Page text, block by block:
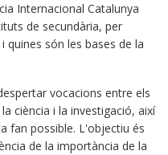
Internacional Catalunya
de secundària, per
quines són les bases de la
vocacions entre els
ciència i la investigació, així
fan possible. L'objectiu és
de la importància de la